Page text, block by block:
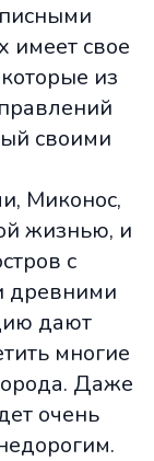
имеет свое
из
своими
Миконос,
жизнью, и
с
древними
дают
многие
Даже
очень